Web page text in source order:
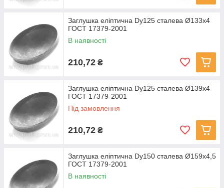
Заглушка еліптична Dу125 сталева Ø133x4
ГОСТ 17379-2001
В наявності
210,72 ₴
Заглушка еліптична Dу125 сталева Ø139x4
ГОСТ 17379-2001
Під замовлення
210,72 ₴
Заглушка еліптична Dу150 сталева Ø159x4,5
ГОСТ 17379-2001
В наявності